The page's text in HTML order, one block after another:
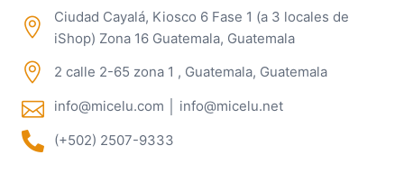
Ciudad Cayalá, Kiosco 6 Fase 1 (a 3 locales de
iShop) Zona 16 Guatemala, Guatemala
2 calle 2-65 zona 1 , Guatemala, Guatemala
info@micelu.com │ info@micelu.net
(+502) 2507-9333